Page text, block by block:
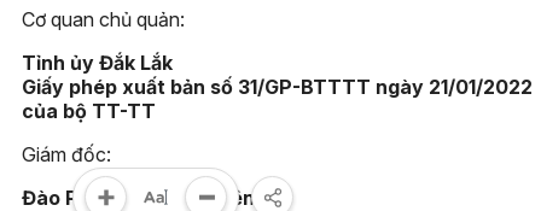
Cơ quan chủ quản:
Tỉnh ủy Đắk Lắk
Giấy phép xuất bản số 31/GP-BTTTT ngày 21/01/2022
của bộ TT-TT
Giám đốc:
Đào Phạm Hoàng Quyên